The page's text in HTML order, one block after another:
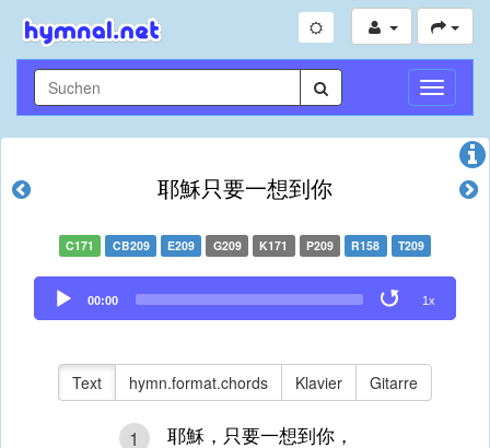
耶穌只要一想到你
C171 CB209 E209 G209 K171 P209 R158 T209
Audio
Player
00:00 1x
Text hymn.format.chords Klavier Gitarre
1
耶穌，只要一想到你，